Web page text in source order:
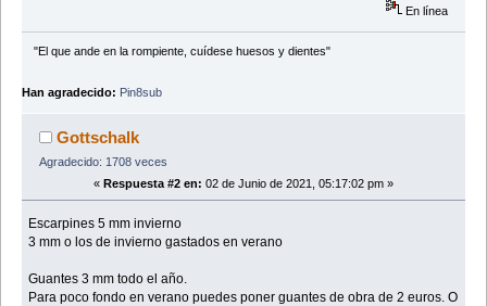
En línea
"El que ande en la rompiente, cuídese huesos y dientes"
Han agradecido: Pin8sub
Gottschalk
Agradecido: 1708 veces
« Respuesta #2 en: 02 de Junio de 2021, 05:17:02 pm »
Escarpines 5 mm invierno
3 mm o los de invierno gastados en verano
Guantes 3 mm todo el año.
Para poco fondo en verano puedes poner guantes de obra de 2 euros. O